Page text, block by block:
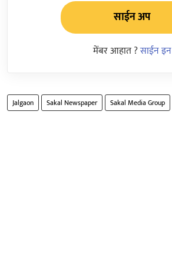
साईन अप
मेंबर आहात ?साईन इन
Jalgaon Sakal Newspaper Sakal Media Group